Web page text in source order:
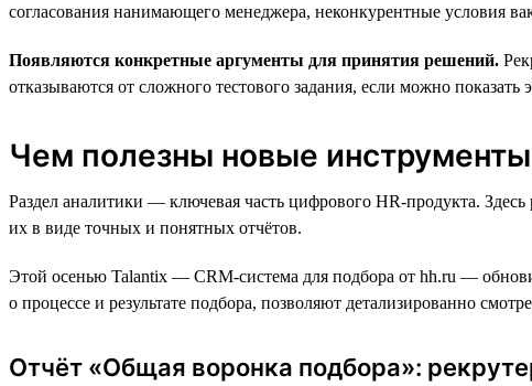
согласования нанимающего менеджера, неконкурентные условия
Появляются конкретные аргументы для принятия решений.
отказываются от сложного тестового задания, если можно показать
Чем полезны новые
Раздел аналитики — ключевая часть цифрового HR-продукта.
их в виде точных и понятных отчётов.
Этой осенью Talantix — CRM-система для подбора от hh.ru —
о процессе и результате подбора, позволяют детализированно
Отчёт «Общая воронка подбора»: